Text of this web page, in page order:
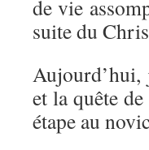
de vie
suite du
Aujourd’hui,
et la quête
étape au